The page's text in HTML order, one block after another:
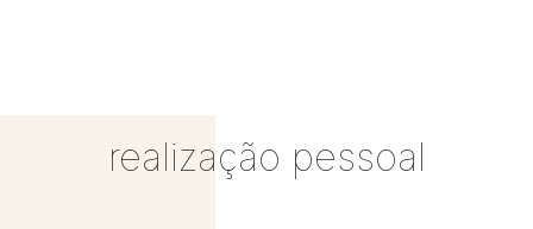
realização pessoal